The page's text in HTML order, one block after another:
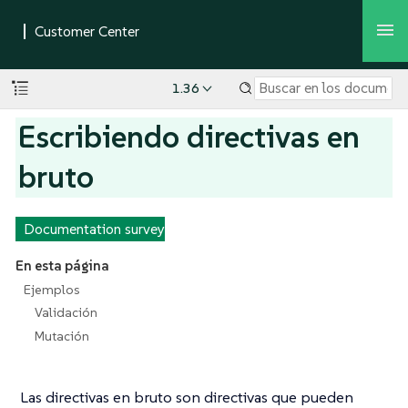
1.36
Escribiendo directivas en
bruto
Documentation survey
En esta página
Ejemplos
Validación
Mutación
Las directivas en bruto son directivas que pueden